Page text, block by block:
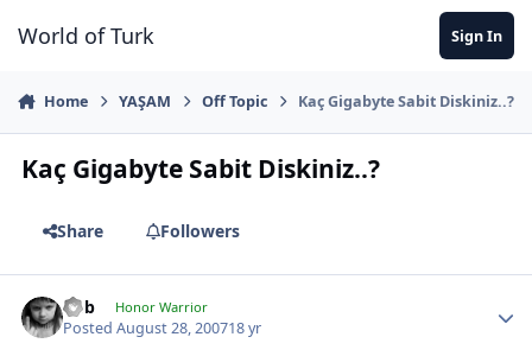
World of Turk Sign In
Home YAŞAM Off Topic Kaç Gigabyte Sabit Diskiniz..?
Kaç Gigabyte Sabit Diskiniz..?
Share Followers
hbb Honor Warrior
PostedAugust 28, 200718 yr